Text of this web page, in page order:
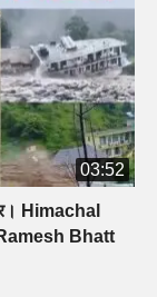
03:52
Himachal
Bhatt